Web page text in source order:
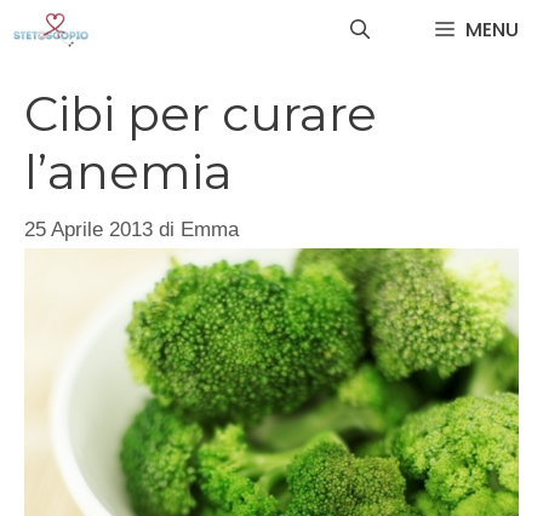
MENU
Cibi per curare
l’anemia
25 Aprile 2013 di Emma